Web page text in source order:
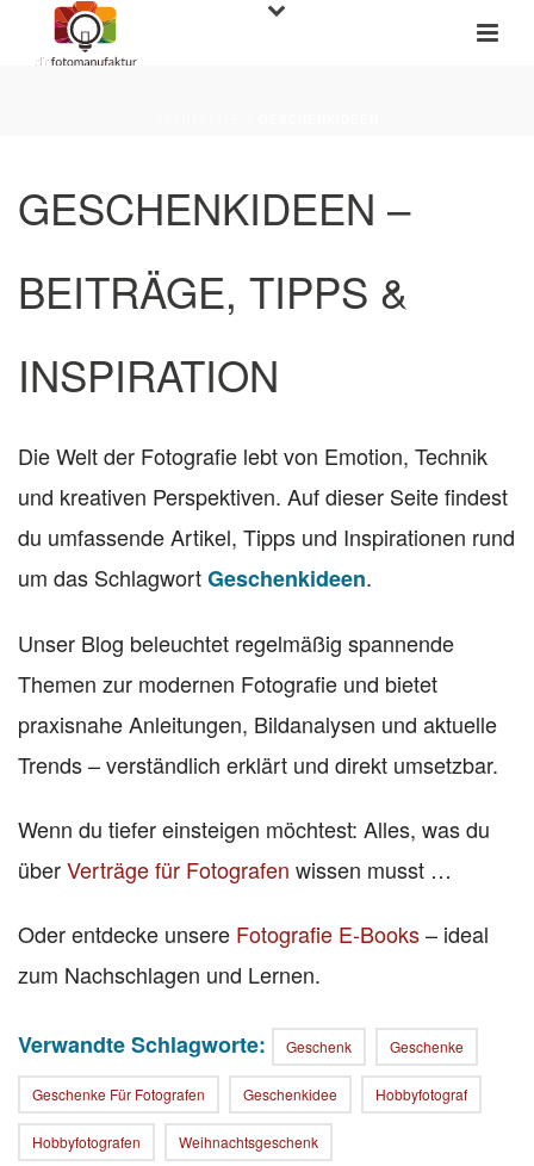
GESCHENKIDEEN –
BEITRÄGE, TIPPS &
INSPIRATION
Die Welt der Fotografie lebt von Emotion, Technik
und kreativen Perspektiven. Auf dieser Seite findest
du umfassende Artikel, Tipps und Inspirationen rund
um das SchlagwortGeschenkideen.
Unser Blog beleuchtet regelmäßig spannende
Themen zur modernen Fotografie und bietet
praxisnahe Anleitungen, Bildanalysen und aktuelle
Trends – verständlich erklärt und direkt umsetzbar.
Wenn du tiefer einsteigen möchtest: Alles, was du
überVerträge für Fotografen wissen musst …
Oder entdecke unsere Fotografie E-Books– ideal
zum Nachschlagen und Lernen.
Verwandte Schlagworte: Geschenk Geschenke
Geschenke Für Fotografen Geschenkidee Hobbyfotograf
Hobbyfotografen Weihnachtsgeschenk